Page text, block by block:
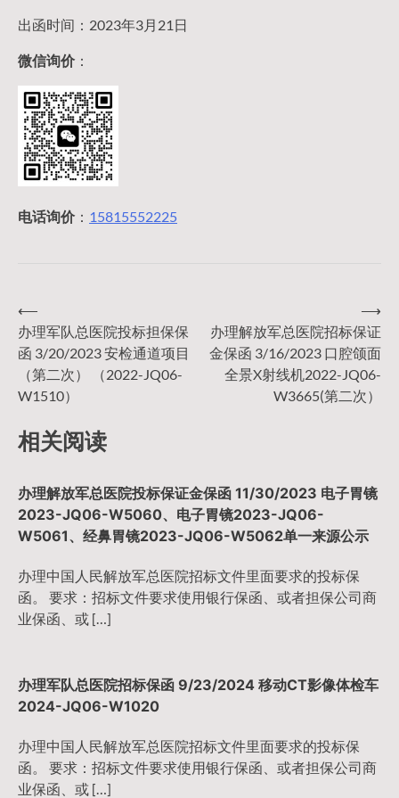
出函时间：2023年3月21日
微信询价：
电话询价： 15815552225
文
章
导
⟵
办理军队总医院投标担保保
函 3/20/2023 安检通道项目
（第二次） （2022-JQ06-
W1510）
办理解放军总医院招标保证
金保函 3/16/2023 口腔颌面
全景X射线机2022-JQ06-
W3665(第二次）
⟶
相关阅读
办理解放军总医院投标保证金保函 11/30/2023 电子胃镜
2023-JQ06-W5060、电子胃镜2023-JQ06-
W5061、经鼻胃镜2023-JQ06-W5062单一来源公示
办理中国人民解放军总医院招标文件里面要求的投标保
函。 要求：招标文件要求使用银行保函、或者担保公司商
业保函、或 […]
办理军队总医院招标保函 9/23/2024 移动CT影像体检车
2024-JQ06-W1020
办理中国人民解放军总医院招标文件里面要求的投标保
函。 要求：招标文件要求使用银行保函、或者担保公司商
业保函、或 […]